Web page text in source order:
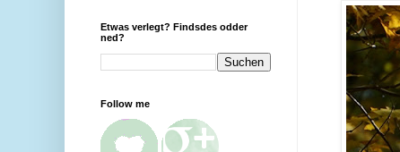
Etwas verlegt? Findsdes odder
ned?
Follow me